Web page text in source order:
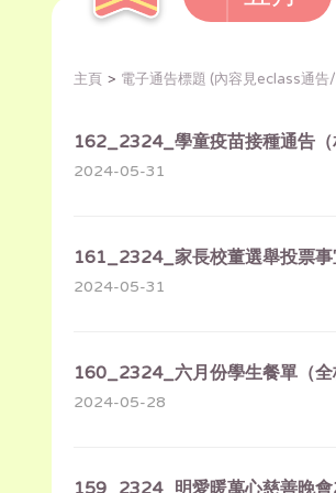
主頁 電子通告標題 (內容見eclass通告
162_2324_學童疫苗接種通告（
2024-05-31
161_2324_家長校董選舉投票事
2024-05-31
160_2324_六月份學生餐單（全
2024-05-28
159_2324_明愛暖萬心慈善晚會